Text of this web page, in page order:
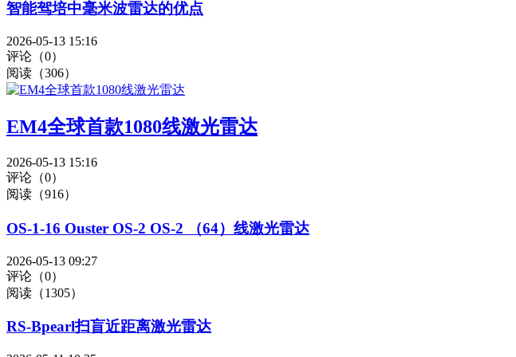
智能驾培中毫米波雷达的优点
2026-05-13 15:16
评论（0）
阅读（306）
EM4全球首款1080线激光雷达
2026-05-13 15:16
评论（0）
阅读（916）
OS-1-16 Ouster OS-2 OS-2 （64）线激光雷达
2026-05-13 09:27
评论（0）
阅读（1305）
RS-Bpearl扫盲近距离激光雷达